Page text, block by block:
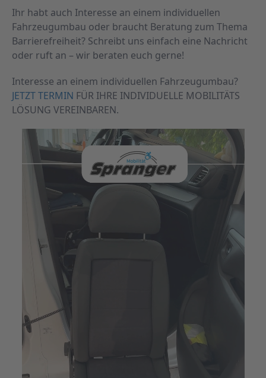
Ihr habt auch Interesse an einem individuellen
Fahrzeugumbau oder braucht Beratung zum Thema
Barrierefreiheit? Schreibt uns einfach eine Nachricht
oder ruft an – wir beraten euch gerne!
Interesse an einem individuellen Fahrzeugumbau?
JETZT TERMIN FÜR IHRE INDIVIDUELLE MOBILITÄTS
LÖSUNG VEREINBAREN.